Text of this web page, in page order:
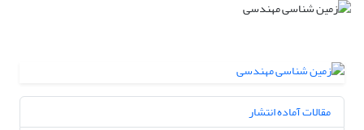
مقالات آماده انتشار